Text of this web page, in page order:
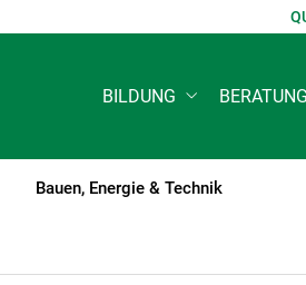
BILDUNG BERATUNG
Bauen, Energie & Technik